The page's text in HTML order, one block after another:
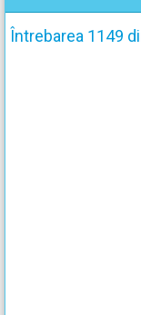
Întrebarea 1149